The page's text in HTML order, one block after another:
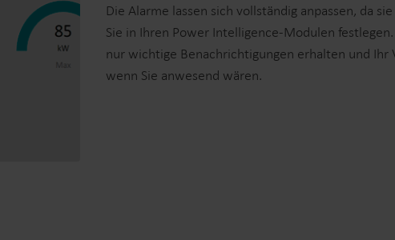
Die Alarme lassen sich vollständig anpassen, da
Sie in Ihren Power Intelligence-Modulen
nur wichtige Benachrichtigungen erhalten und
wenn Sie anwesend wären.